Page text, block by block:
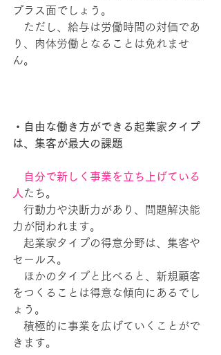
プラス面でしょう。
ただし、給与は労働時間の対価であ
り、肉体労働となることは免れませ
ん。
・自由な働き方ができる起業家タイプ
は、集客が最大の課題
自分で新しく事業を立ち上げている
人 たち。
行動力や決断力があり、問題解決能
力が問われます。
起業家タイプの得意分野は、集客や
セールス。
ほかのタイプと比べると、新規顧客
をつくることは得意な傾向にあるでし
ょう。
積極的に事業を広げていくことがで
きます。